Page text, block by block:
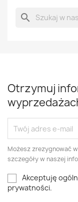
search
Otrzymuj
Możesz zrezygnować
szczegóły w naszej
Akceptuję
prywatności.